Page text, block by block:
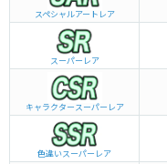
スペシャルアートレア
スーパーレア
キャラクタースーパーレア
色違いスーパーレア